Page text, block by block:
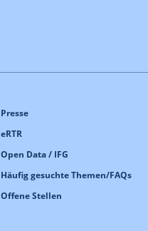
Presse
eRTR
Open Data / IFG
Häufig gesuchte Themen/FAQs
Offene Stellen